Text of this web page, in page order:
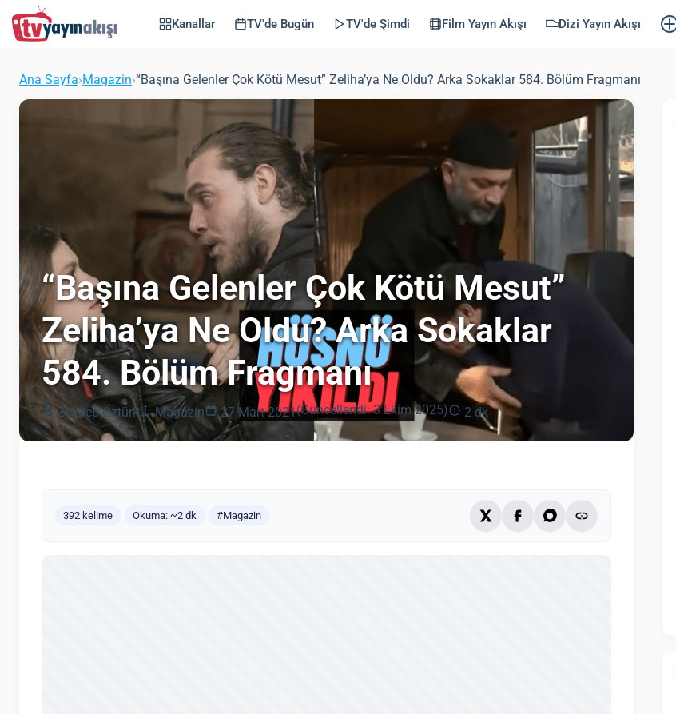
Kanallar TV'de Bugün TV'de Şimdi Film Yayın Akışı Dizi Yayın Akışı
Ana Sayfa›Magazin›“Başına Gelenler Çok Kötü Mesut” Zeliha’ya Ne Oldu? Arka Sokaklar 584. Bölüm Fragmanı
“Başına Gelenler Çok Kötü Mesut”
Zeliha’ya Ne Oldu? Arka Sokaklar
584. Bölüm Fragmanı
Zeynep Öztürk Magazin 27 Mart 2021(Güncellendi: 3 Ekim 2025) 2 dk
392 kelime Okuma: ~2 dk #Magazin